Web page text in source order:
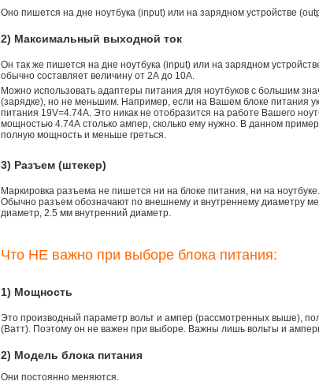
Оно пишется на дне ноутбука (input) или на зарядном устройстве
2) Максимальный выходной ток
Он так же пишется на дне ноутбука (input) или на зарядном
обычно составляет величину от 2А до 10A.
Можно использовать адаптеры питания для ноутбуков с большим
(зарядке), но не меньшим. Например, если на Вашем блоке питания
питания 19V=4.74A. Это никак не отобразится на работе Вашего
мощностью 4.74А столько ампер, сколько ему нужно. В данном
полную мощность и меньше греться.
3) Разъем (штекер)
Маркировка разъема не пишется ни на блоке питания, ни на
Обычно разъем обозначают по внешнему и внутреннему диаметру
диаметр, 2.5 мм внутренний диаметр.
Что НЕ важно при выборе блока питания:
1) Мощность
Это производный параметр вольт и ампер (рассмотренных выше),
(Ватт). Поэтому он не важен при выборе. Важны лишь вольты и
2) Модель блока питания
Они постоянно меняются.